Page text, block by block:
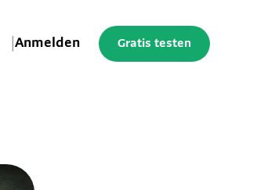
Anmelden Gratis testen